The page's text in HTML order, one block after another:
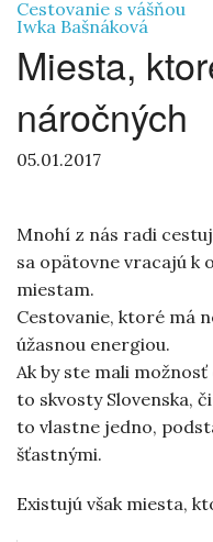
Cestovanie s vášňou
Iwka Bašnáková
Miesta,
náročných
05.01.2017
Mnohí z nás radi
sa opätovne vracajú k
miestam.
Cestovanie, ktoré má
úžasnou energiou.
Ak by ste mali možnosť
to skvosty Slovenska,
to vlastne jedno,
šťastnými.
Existujú však miesta,